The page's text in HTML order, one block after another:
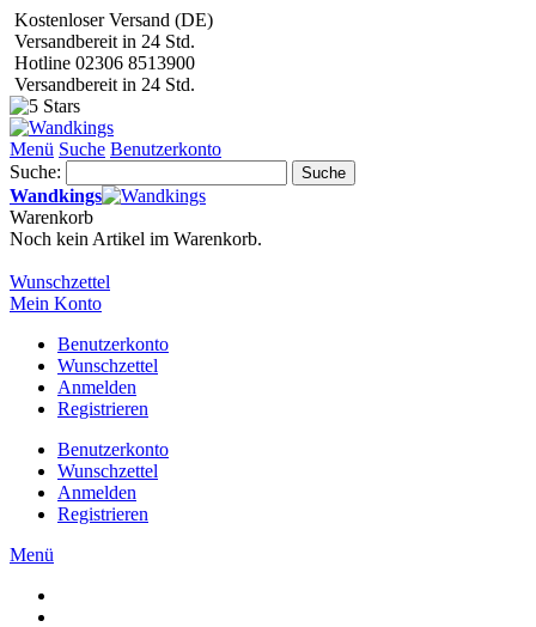
Kostenloser Versand (DE)
Versandbereit in 24 Std.
Hotline 02306 8513900
Versandbereit in 24 Std.
Menü Suche Benutzerkonto
Suche:
Suche
Wandkings
Warenkorb
Noch kein Artikel im Warenkorb.
Wunschzettel
Mein Konto
Benutzerkonto
Wunschzettel
Anmelden
Registrieren
Benutzerkonto
Wunschzettel
Anmelden
Registrieren
Menü